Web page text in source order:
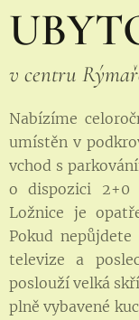
v centru
Nabízíme
umístěn v
vchod s
o dispozici 2+0
Ložnice je
Pokud
televize a
poslouží velká
plně vybavené